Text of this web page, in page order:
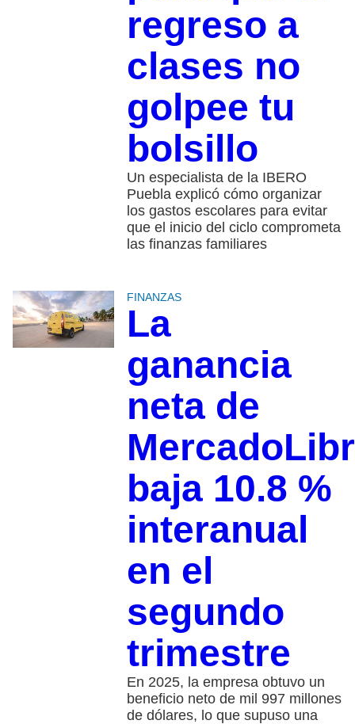
regreso a
clases no
golpee tu
bolsillo
Un especialista de la IBERO
Puebla explicó cómo organizar
los gastos escolares para evitar
que el inicio del ciclo comprometa
las finanzas familiares
FINANZAS
La
ganancia
neta de
baja 10.8 %
interanual
en el
segundo
trimestre
En 2025, la empresa obtuvo un
beneficio neto de mil 997 millones
de dólares, lo que supuso una